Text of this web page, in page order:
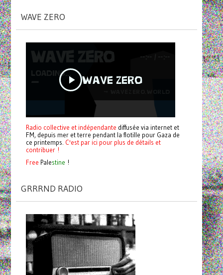
WAVE ZERO
Radio collective et indépendante diffusée via internet et
FM, depuis mer et terre pendant la flotille pour Gaza de
ce printemps. C'est par ici pour plus de détails et
contribuer !
Free Palestine !
GRRRND RADIO